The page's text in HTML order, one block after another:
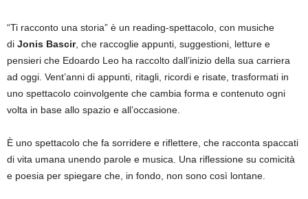
“Ti racconto una storia” è un reading-spettacolo, con musiche
di Jonis Bascir, che raccoglie appunti, suggestioni, letture e
pensieri che Edoardo Leo ha raccolto dall’inizio della sua carriera
ad oggi. Vent’anni di appunti, ritagli, ricordi e risate, trasformati in
uno spettacolo coinvolgente che cambia forma e contenuto ogni
volta in base allo spazio e all’occasione.
È uno spettacolo che fa sorridere e riflettere, che racconta spaccati
di vita umana unendo parole e musica. Una riflessione su comicità
e poesia per spiegare che, in fondo, non sono così lontane.